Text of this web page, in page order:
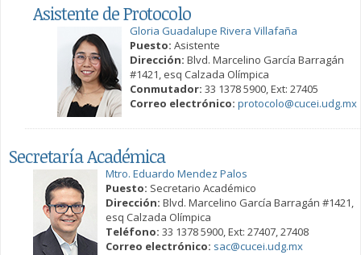
Asistente de Protocolo
Gloria Guadalupe Rivera Villafaña
Puesto: Asistente
Dirección: Blvd. Marcelino García Barragán
#1421, esq Calzada Olímpica
Conmutador: 33 1378 5900, Ext: 27405
Correo electrónico: protocolo@cucei.udg.mx
Secretaría Académica
Mtro. Eduardo Mendez Palos
Puesto: Secretario Académico
Dirección: Blvd. Marcelino García Barragán #1421,
esq Calzada Olímpica
Teléfono: 33 1378 5900, Ext: 27407, 27408
Correo electrónico: sac@cucei.udg.mx